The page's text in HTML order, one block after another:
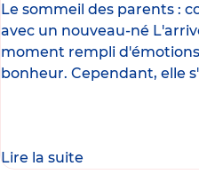
Le sommeil des parents :
avec un nouveau-né
moment rempli
bonheur. Cependant, elle
Lire la suite